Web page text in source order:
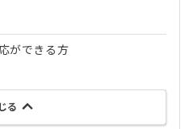
ができる方
る